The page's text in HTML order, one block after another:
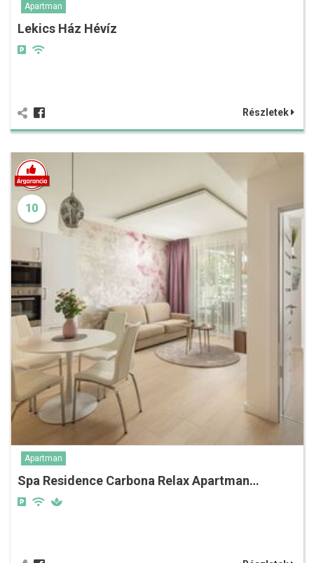
Apartman
Lekics Ház Hévíz
Részletek
10
Apartman
Spa Residence Carbona Relax Apartman…